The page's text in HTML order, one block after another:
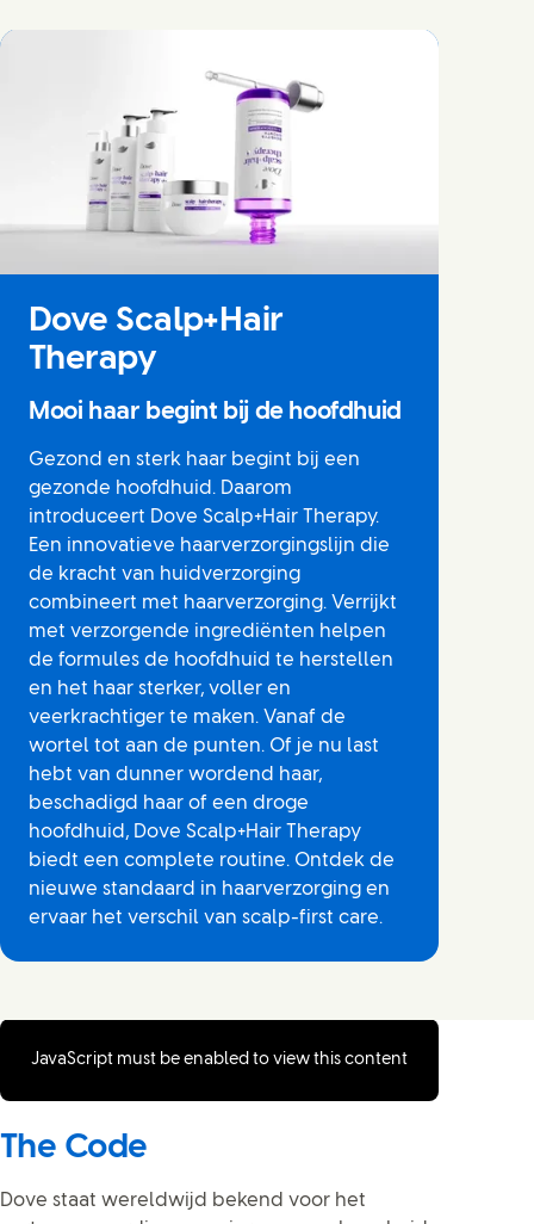
Dove Scalp+Hair
Therapy
Mooi haar begint bij de hoofdhuid
Gezond en sterk haar begint bij een
gezonde hoofdhuid. Daarom
introduceert Dove Scalp+Hair Therapy.
Een innovatieve haarverzorgingslijn die
de kracht van huidverzorging
combineert met haarverzorging. Verrijkt
met verzorgende ingrediënten helpen
de formules de hoofdhuid te herstellen
en het haar sterker, voller en
veerkrachtiger te maken. Vanaf de
wortel tot aan de punten. Of je nu last
hebt van dunner wordend haar,
beschadigd haar of een droge
hoofdhuid, Dove Scalp+Hair Therapy
biedt een complete routine. Ontdek de
nieuwe standaard in haarverzorging en
ervaar het verschil van scalp-first care.
JavaScript must be enabled to view this content
The Code
Dove staat wereldwijd bekend voor het